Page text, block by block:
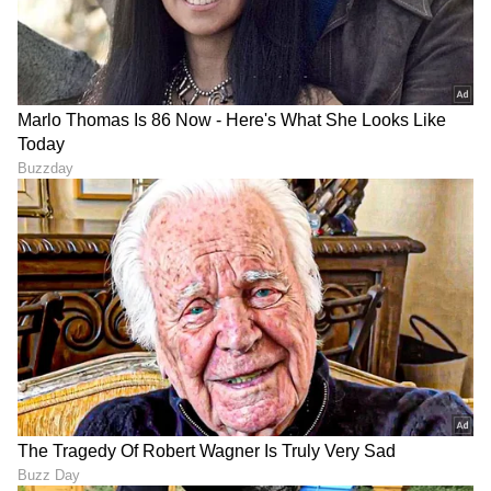
DOWNLOAD APP
RECOMMENDED STORIES
ಅಜ್ಜಿ, ಅಮ್ಮ, ಪತ್ನಿ.. ರಾಮ್
ಚರಣ್‌ಗೆ ಯಾರ ಕೈತುತ್ತು ಹೆಚ್ಚು
ಇಷ್ಟ? ಉಪಾಸನಾ ಅಡುಗೆ
ಮಾಡ್ತಾರಾ?
Charmy Kaur: 'ನಮ್ರತಾ ನನ್ನನ್ನು
ಸಮಾಧಿ ಮಾಡ್ತಾರೆ': ಮಹೇಶ್
ಬಾಬು ಮದುವೆ ಬಗ್ಗೆ ನಟಿಯ
ಕಾಮೆಂಟ್ ವೈರಲ್!